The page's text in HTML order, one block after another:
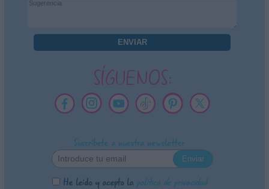
SÍGUENOS:
Suscríbete a nuestra newsletter
He leído y acepto la política de privacidad